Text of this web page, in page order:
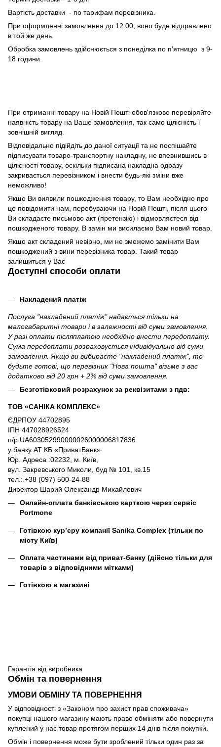
Вартість доставки - по тарифам перевізника.
При оформленні замовлення до 12:00, воно буде відправлено
в той же день.
Обробка замовлень здійснюється з понеділка по п’ятницю з 9-
18 години.
При отриманні товару на Новій Пошті обов'язково перевіряйте
наявність товару на Ваше замовлення, так само цілісність і
зовнішній вигляд.
Відповідально підійдіть до даної ситуації та не поспішайте
підписувати товаро-транспортну накладну, не впевнившись в
цілісності товару, оскільки підписана накладна одразу
закривається перевізником і внести будь-які зміни вже
неможливо!
Якщо Ви виявили пошкодження товару, то Вам необхідно про
це повідомити нам, перебуваючи на Новій Пошті, після цього
Ви складаєте письмово акт (претензію) і відмовляєтеся від
пошкодженого товару. В замін ми висилаємо Вам новий товар.
Якщо акт складений невірно, ми не зможемо замінити Вам
пошкоджений з вини перевізника товар. Такий товар
залишиться у Вас
Доступні способи оплати
Накладений платіж
Послуга "накладений платіж" надається тільки на
малогабаритні товари і в залежності від суми замовлення.
У разі оплати післяплатою необхідно внести передоплату.
Сума передоплати розраховується індивідуально від суми
замовлення. Якщо ви вибираєте "накладений платіж", то
будьте готові, що перевізник "Нова пошта" візьме з вас
додатково від 20 грн + 2% від суми замовлення.
Безготівковий розрахунок за реквізитами з пдв:
ТОВ «САНІКА КОМПЛЕКС»
ЄДРПОУ 44702895
ІПН 447028926524
п/р UA603052990000026000006817836
у банку АТ КБ «ПриватБанк»
Юр. Адреса :02232, м. Київ,
вул. Закревського Миколи, буд № 101, кв.15
тел.: +38 (097) 500-24-88
Директор Шарий Олександр Михайлович
Онлайн-оплата банківською карткою через сервіс
Portmone
Готівкою кур’єру компаніїSanika Complex (тільки по
місту Київ)
Оплата частинами від приват-банку (дійсно тільки для
товарів з відповідними мітками)
Готівкою в магазині
Гарантія від виробника
Обмін та повернення
УМОВИ ОБМІНУ ТА ПОВЕРНЕННЯ
У відповідності з «Законом про захист прав споживача»
покупці нашого магазину мають право обміняти або повернути
куплений у нас товар протягом перших 14 днів після покупки.
Обмін і повернення може бути зроблений тільки один раз за